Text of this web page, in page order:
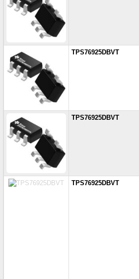
TPS76925DBVT
TPS76925DBVT
TPS76925DBVT